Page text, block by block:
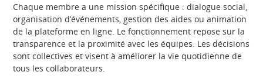
Chaque membre a une mission spécifique : dialogue social,
organisation d’événements, gestion des aides ou animation
de la plateforme en ligne. Le fonctionnement repose sur la
transparence et la proximité avec les équipes. Les décisions
sont collectives et visent à améliorer la vie quotidienne de
tous les collaborateurs.